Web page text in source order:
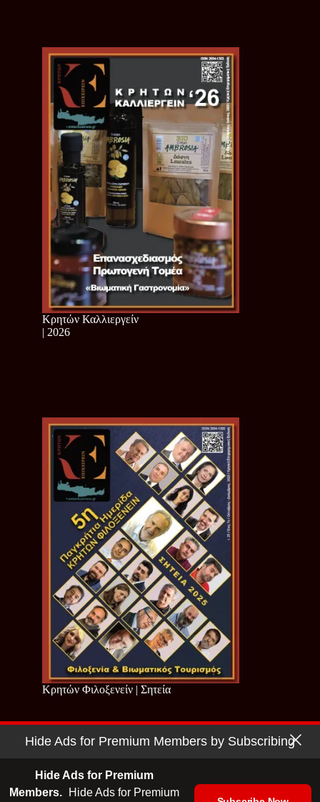
Κρητών Καλλιεργείν
| 2026
Κρητών Φιλοξενείν | Σητεία
Copyright © 2026 - Cretan Business | Κρητών Επιχειρείν
Hide Ads for Premium Members by Subscribing
Hide Ads for Premium
Members.
Hide Ads for Premium